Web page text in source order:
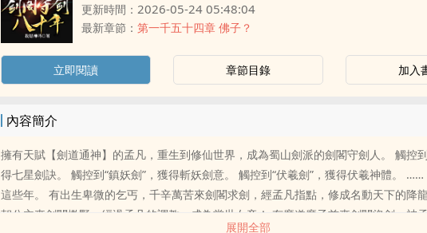
更新時間： 2026-05-24 05:48:04
最新章節： 第一千五十四章 佛子？
立即閱讀 章節目錄 加入
內容簡介
擁有天賦【劍道通神】的孟凡，重生到修仙世界，成為蜀山劍派的劍閣守劍人。 觸控
得七星劍訣。 觸控到“鎮妖劍”，獲得斬妖劍意。 觸控到“伏羲劍”，獲得伏羲神體。
這些年。 有出生卑微的乞丐，千辛萬苦來劍閣求劍，經孟凡指點，修成名動天下的降
朝公主來劍閣撒野，經過孟凡的調教，成為當世女帝！ 有魔道魔子前來劍閣盜劍，被
展開全部